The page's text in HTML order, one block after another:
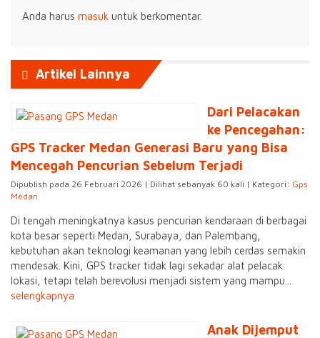
Anda harus masuk untuk berkomentar.
Artikel Lainnya
Dari Pelacakan
ke Pencegahan:
GPS Tracker Medan Generasi Baru yang Bisa
Mencegah Pencurian Sebelum Terjadi
Dipublish pada 26 Februari 2026 | Dilihat sebanyak 60 kali | Kategori: Gps
Medan
Di tengah meningkatnya kasus pencurian kendaraan di berbagai
kota besar seperti Medan, Surabaya, dan Palembang,
kebutuhan akan teknologi keamanan yang lebih cerdas semakin
mendesak. Kini, GPS tracker tidak lagi sekadar alat pelacak
lokasi, tetapi telah berevolusi menjadi sistem yang mampu...
selengkapnya
Anak Dijemput